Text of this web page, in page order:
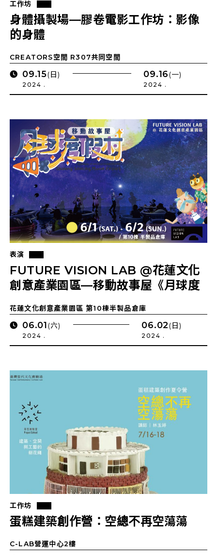
工作坊
身體攝製場—膠卷電影工作坊：影像
的身體
CREATORS空間 R307共同空間
09.15(日)
2024 .
09.16(一)
2024 .
表演
FUTURE VISION LAB @花蓮文化
創意產業園區—移動故事屋《月球度
花蓮文化創意產業園區 第10棟半製品倉庫
06.01(六)
2024 .
06.02(日)
2024 .
工作坊
蛋糕建築創作營：空總不再空蕩蕩
C-LAB營運中心2樓